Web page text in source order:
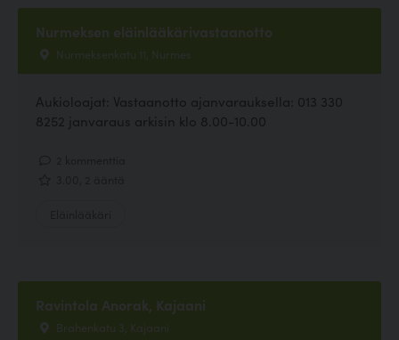
Nurmeksen eläinlääkärivastaanotto
Nurmeksenkatu 11, Nurmes
Aukioloajat: Vastaanotto ajanvarauksella: 013 330
8252 janvaraus arkisin klo 8.00-10.00
Ravintola Anorak, Kajaani
Brahenkatu 3, Kajaani